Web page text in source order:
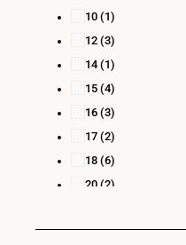
10 (1)
12 (3)
14 (1)
15 (4)
16 (3)
17 (2)
18 (6)
20 (2)
23 (3)